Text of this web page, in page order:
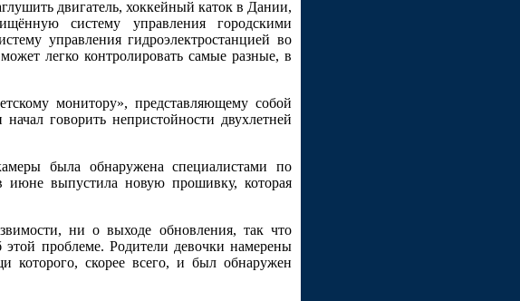
двигатель, хоккейный каток в Дании,
систему управления городскими
управления гидроэлектростанцией во
легко контролировать самые разные, в
монитору», представляющему собой
говорить непристойности двухлетней
была обнаружена специалистами по
июне выпустила новую прошивку, которая
ни о выходе обновления, так что
проблеме. Родители девочки намерены
которого, скорее всего, и был обнаружен